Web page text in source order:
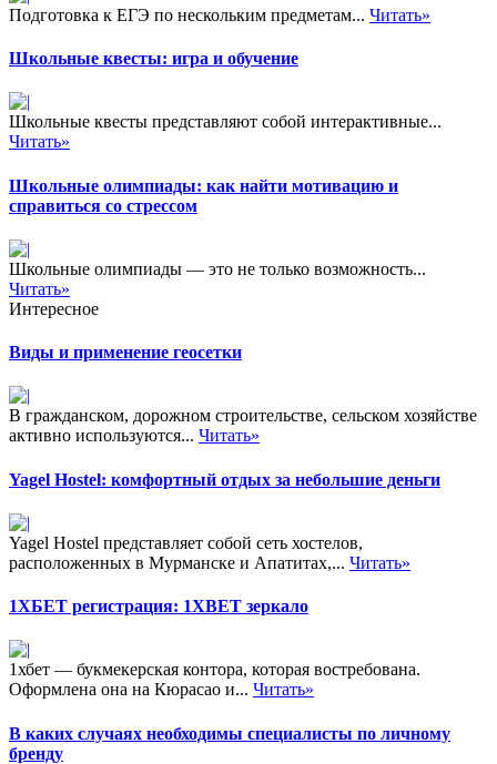
Подготовка к ЕГЭ по нескольким предметам... Читать»
Школьные квесты: игра и обучение
Школьные квесты представляют собой интерактивные...
Читать»
Школьные олимпиады: как найти мотивацию и
справиться со стрессом
Школьные олимпиады — это не только возможность...
Читать»
Интересное
Виды и применение геосетки
В гражданском, дорожном строительстве, сельском хозяйстве
активно используются... Читать»
Yagel Hostel: комфортный отдых за небольшие деньги
Yagel Hostel представляет собой сеть хостелов,
расположенных в Мурманске и Апатитах,... Читать»
1ХБЕТ регистрация: 1XBET зеркало
1хбет — букмекерская контора, которая востребована.
Оформлена она на Кюрасао и... Читать»
В каких случаях необходимы специалисты по личному
бренду